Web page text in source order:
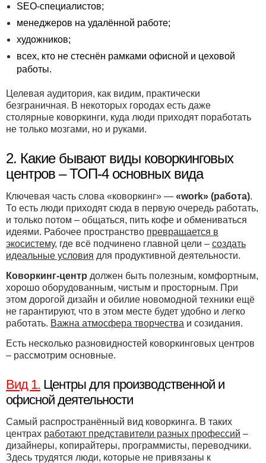
SEO-специалистов;
менеджеров на удалённой работе;
художников;
всех, кто не стеснён рамками офисной и цеховой
работы.
Целевая аудитория, как видим, практически
безграничная. В некоторых городах есть даже
столярные коворкинги, куда люди приходят поработать
не только мозгами, но и руками.
2. Какие бывают виды коворкинговых
центров – ТОП-4 основных вида
Ключевая часть слова «коворкинг» — «work» (работа).
То есть люди приходят сюда в первую очередь работать,
и только потом – общаться, пить кофе и обмениваться
идеями. Рабочее пространство превращается в
экосистему, где всё подчинено главной цели – создать
идеальные условия для продуктивной деятельности.
Коворкинг-центр должен быть полезным, комфортным,
хорошо оборудованным, чистым и просторным. При
этом дорогой дизайн и обилие новомодной техники ещё
не гарантируют, что в этом месте будет удобно и легко
работать. Важна атмосфера творчества и созидания.
Есть несколько разновидностей коворкинговых центров
– рассмотрим основные.
Вид 1. Центры для производственной и
офисной деятельности
Самый распространённый вид коворкинга. В таких
центрах работают представители разных профессий –
дизайнеры, копирайтеры, программисты, переводчики.
Здесь трудятся люди, которые не привязаны к